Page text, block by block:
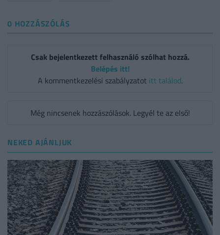
0 HOZZÁSZÓLÁS
Csak bejelentkezett felhasználó szólhat hozzá.
Belépés itt!
A kommentkezelési szabályzatot itt találod.
Még nincsenek hozzászólások. Legyél te az első!
NEKED AJÁNLJUK